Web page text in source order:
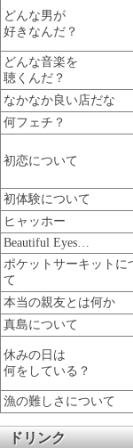
どんな男が
好きなんだ？
どんな音楽を
聴くんだ？
なかなか良い店だな
何フェチ？
初恋について
初体験について
ヒャッホー
Beautiful Eyes…
ポケットサーキットに
て
本当の親友とは何か
真島について
休みの日は
何をしている？
漁の難しさについて
ドリンク